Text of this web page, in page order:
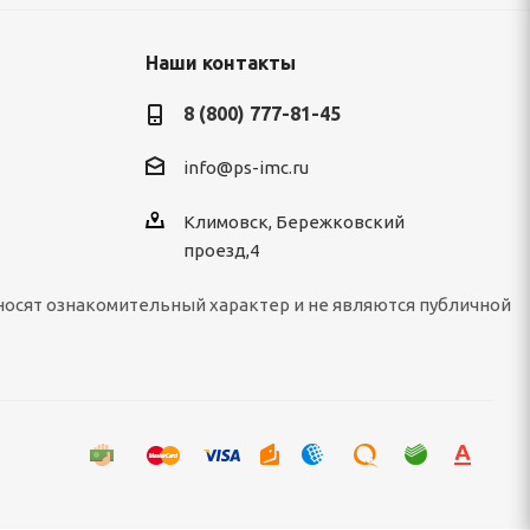
Наши контакты
8 (800) 777-81-45
info@ps-imc.ru
Климовск, Бережковский
проезд,4
ознакомительный характер и не являются публичной